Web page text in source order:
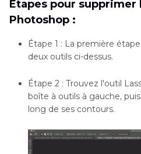
Étapes pour supprimer
Photoshop :
Étape 1 : La première
deux outils ci-dessus.
Étape 2 : Trouvez l'outil
boîte à outils à gauche,
long de ses contours.